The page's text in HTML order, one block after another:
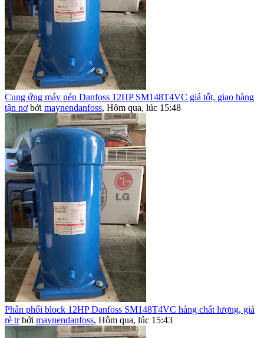
Cung ứng máy nén Danfoss 12HP SM148T4VC giá tốt, giao hàng
tận nơ bởi maynendanfoss, Hôm qua, lúc 15:48
Phân phối block 12HP Danfoss SM148T4VC hàng chất lượng, giá
rẻ tr bởi maynendanfoss, Hôm qua, lúc 15:43